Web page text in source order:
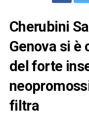
Cherubini
Genova si è
del forte
filtra